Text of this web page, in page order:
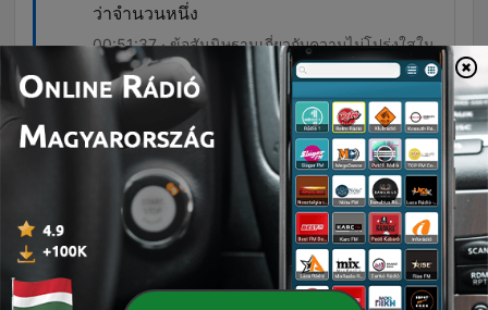
ว่าจำนวนหนึ่ง
00:51:37 · ข้อสันนิษฐานเกี่ยวกับความไม่โปร่งใสใน
กระบวนการเลือกสมาชิกวุฒิสภา
คุยให้คิด EP. 287: โพสต์ภาพ 2 น.-1 พ. สยบรอยร้าว |
เตรียมลดขนาดข้าราชการภูมิภาค | อำนาจ กมธ. งบ
ประมาณ
รายการพอดแคสต์คุยให้คิดในตอนนี้เป็นการสนทนาเชิงวิพากษ์เกี่ยวกับสถานการณ์การเมืองไทย โดยเน้นไปที่ประเด็นความสัมพันธ์ระหว่างขั้วอำนาจทางการเมือง การแต่งตั้งข้าราชการระดับสูง และข้อสงสัยเรื่องความโปร่งใสในการได้มาซึ่งสมาชิก สว. ชุดปัจจุบัน นอกจากนี้ยังมีการหยิบยกประเด็นงบประมาณนอกงบประมาณที่มีจำนวนมหาศาลในหน่วยงานต่างๆ เช่น ประกันสังคมและองค์กรปกครองส่วนท้องถิ่น รวมถึงการวิเคราะห์โครงการโครงสร้างพื้นฐานอย่าง Land Bridge และปัญหาการทุจริตในการสอบท้องถิ่น เนื้อหาเป็นการนำเสนอข้อสังเกตเชิงลึกเกี่ยวกับกลไกอำนาจและการตรวจสอบผ่านมุมมองของผู้ดำเนินรายการ
31 júl. 2026